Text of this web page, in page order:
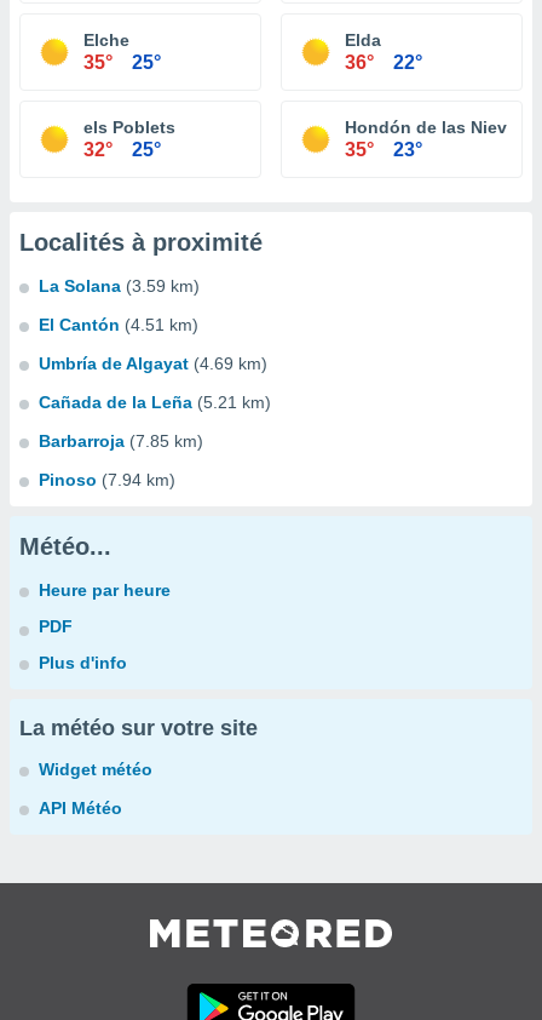
Elche
35° 25°
Elda
36° 22°
els Poblets
32° 25°
Hondón de las Nieves
35° 23°
Localités à proximité
La Solana (3.59 km)
El Cantón (4.51 km)
Umbría de Algayat (4.69 km)
Cañada de la Leña (5.21 km)
Barbarroja (7.85 km)
Pinoso (7.94 km)
Météo...
Heure par heure
PDF
Plus d'info
La météo sur votre site
Widget météo
API Météo